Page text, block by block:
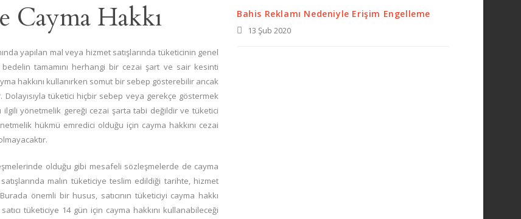
Cayma Hakkı
yapılan mal veya hizmet satışlarında tüketicinin genel
tamamını herhangi bir cezai şart ve sair kesinti
hakkını kullanırken somut bir sebep gösterebilir ancak
tüketici hiçbir sebep veya gerekçe göstermek
ilgili yönetmelik gereği cezai şarta tabi değildir ve tüketici
hükmü emredici olduğu için cayma hakkını cezai
olduğu gibi mesafeli sözleşmelerde de cayma
malın tüketiciye teslim edildiği tarihte, hizmet
önemli bir husus, satıcının tüketiciyi cayma hakkı
tüketiciye 14 gün için cayma hakkını kullanabileceği
Bahis Reklamı Nedeniyle Erişim Engelleme
13 Şub 2020